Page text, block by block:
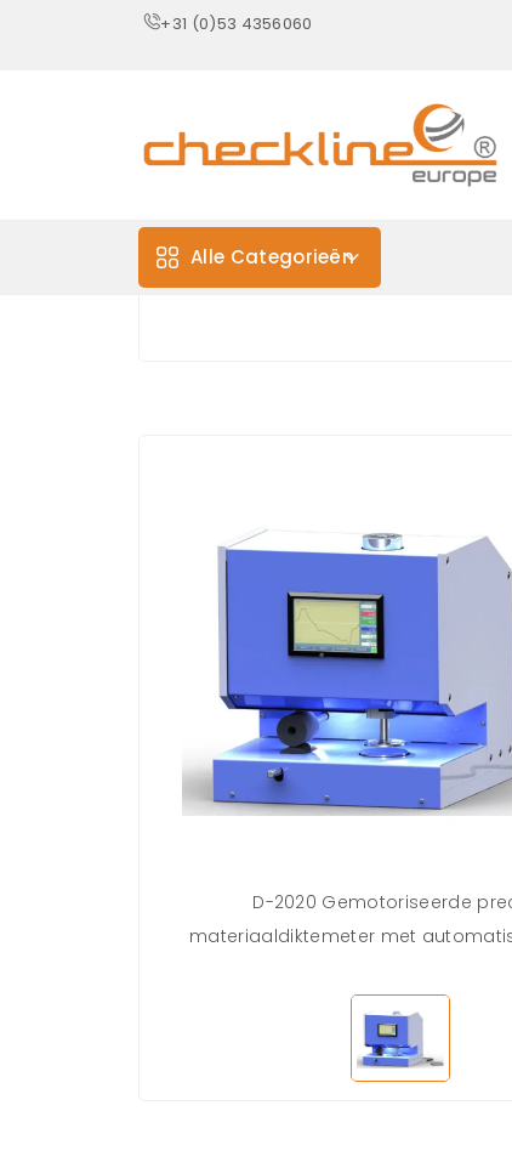
+31 (0)53 4356060
Alle Categorieën
D-2020 Gemotoriseerde
materiaaldiktemeter met